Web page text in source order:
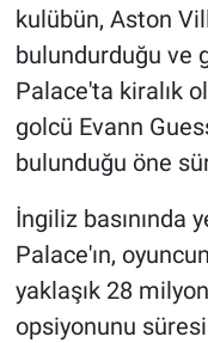
kulübün, Aston
bulundurduğu ve
Palace'ta kiralık
golcü Evann
bulunduğu öne
İngiliz basınında
Palace'ın,
yaklaşık 28
opsiyonunu
HABERDE
POLİTİKA
SPOR
Bilim,